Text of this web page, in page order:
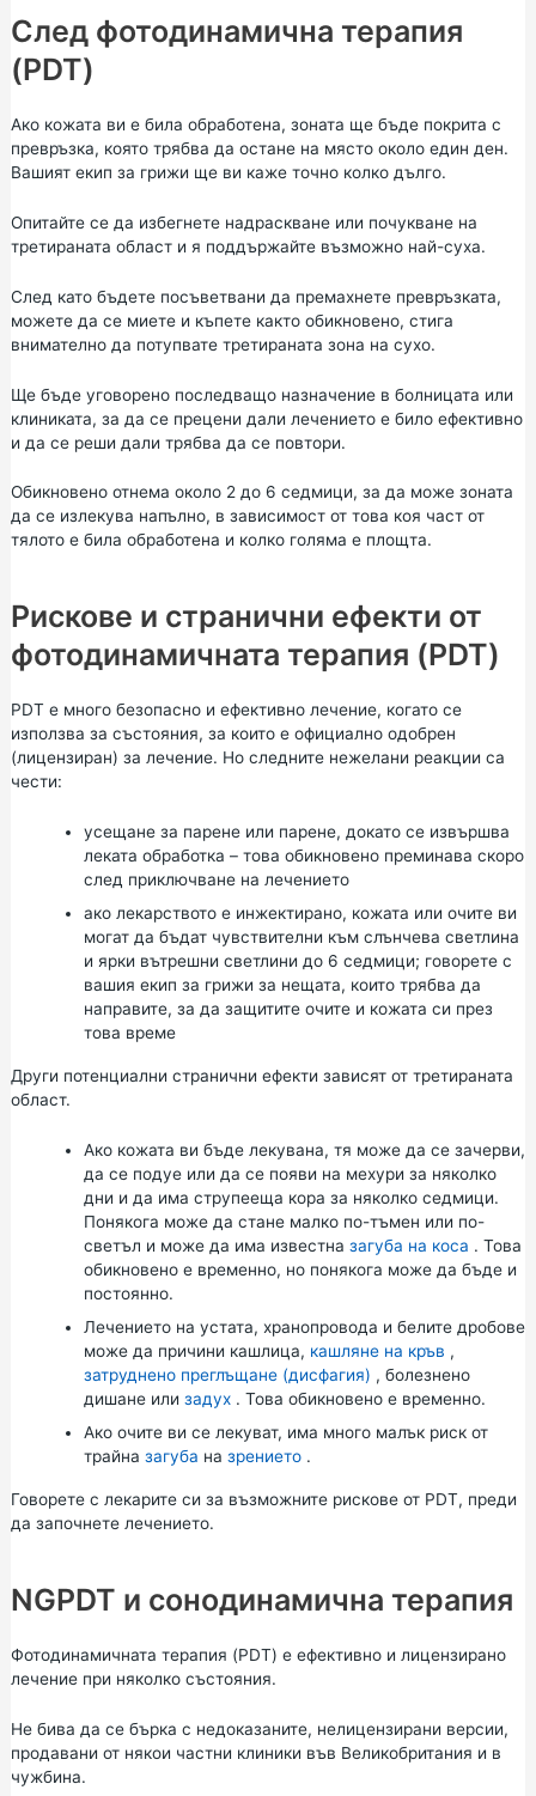
След фотодинамична терапия
(PDT)
Ако кожата ви е била обработена, зоната ще бъде покрита с
превръзка, която трябва да остане на място около един ден.
Вашият екип за грижи ще ви каже точно колко дълго.
Опитайте се да избегнете надраскване или почукване на
третираната област и я поддържайте възможно най-суха.
След като бъдете посъветвани да премахнете превръзката,
можете да се миете и къпете както обикновено, стига
внимателно да потупвате третираната зона на сухо.
Ще бъде уговорено последващо назначение в болницата или
клиниката, за да се прецени дали лечението е било ефективно
и да се реши дали трябва да се повтори.
Обикновено отнема около 2 до 6 седмици, за да може зоната
да се излекува напълно, в зависимост от това коя част от
тялото е била обработена и колко голяма е площта.
Рискове и странични ефекти от
фотодинамичната терапия (PDT)
PDT е много безопасно и ефективно лечение, когато се
използва за състояния, за които е официално одобрен
(лицензиран) за лечение. Но следните нежелани реакции са
чести:
усещане за парене или парене, докато се извършва
леката обработка – това обикновено преминава скоро
след приключване на лечението
ако лекарството е инжектирано, кожата или очите ви
могат да бъдат чувствителни към слънчева светлина
и ярки вътрешни светлини до 6 седмици; говорете с
вашия екип за грижи за нещата, които трябва да
направите, за да защитите очите и кожата си през
това време
Други потенциални странични ефекти зависят от третираната
област.
Ако кожата ви бъде лекувана, тя може да се зачерви,
да се подуе или да се появи на мехури за няколко
дни и да има струпееща кора за няколко седмици.
Понякога може да стане малко по-тъмен или по-
светъл и може да има известна загуба на коса . Това
обикновено е временно, но понякога може да бъде и
постоянно.
Лечението на устата, хранопровода и белите дробове
може да причини кашлица, кашляне на кръв ,
затруднено преглъщане (дисфагия) , болезнено
дишане или задух. Това обикновено е временно.
Ако очите ви се лекуват, има много малък риск от
трайна загуба на зрението.
Говорете с лекарите си за възможните рискове от PDT, преди
да започнете лечението.
NGPDT и сонодинамична терапия
Фотодинамичната терапия (PDT) е ефективно и лицензирано
лечение при няколко състояния.
Не бива да се бърка с недоказаните, нелицензирани версии,
продавани от някои частни клиники във Великобритания и в
чужбина.